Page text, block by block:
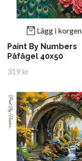
Lägg i korgen
Paint By Numbers
Påfågel 40x50
319 kr